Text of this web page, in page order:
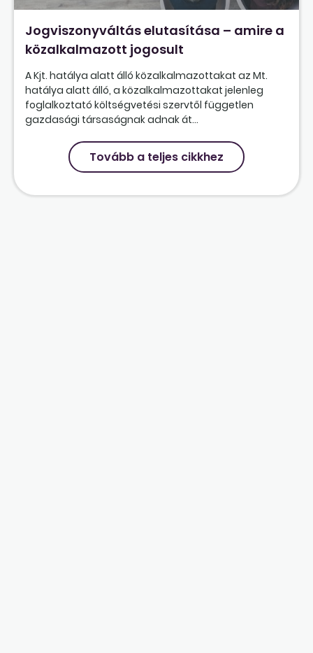
Jogviszonyváltás elutasítása – amire a
közalkalmazott jogosult
A Kjt. hatálya alatt álló közalkalmazottakat az Mt.
hatálya alatt álló, a közalkalmazottakat jelenleg
foglalkoztató költségvetési szervtől független
gazdasági társaságnak adnak át...
Tovább a teljes cikkhez